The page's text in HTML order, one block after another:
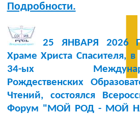
Подробности.
25 ЯНВАРЯ 2026
Храме Христа Спасителя, в
34-ых
Рождественских
Чтений, состоялся
Форум "МОЙ РОД - МОЙ